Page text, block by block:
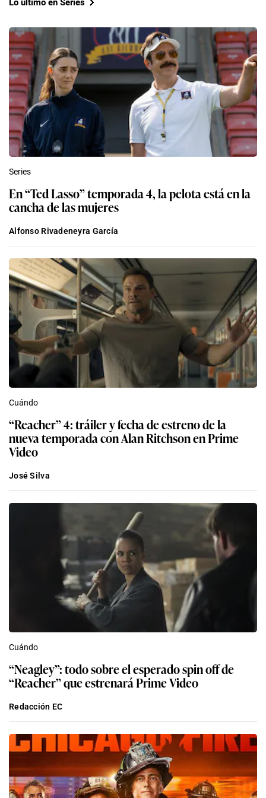
Series
En “Ted Lasso” temporada 4, la pelota está en la
cancha de las mujeres
Alfonso Rivadeneyra García
Cuándo
“Reacher” 4: tráiler y fecha de estreno de la
nueva temporada con Alan Ritchson en Prime
Video
José Silva
Cuándo
“Neagley”: todo sobre el esperado spin off de
“Reacher” que estrenará Prime Video
Redacción EC